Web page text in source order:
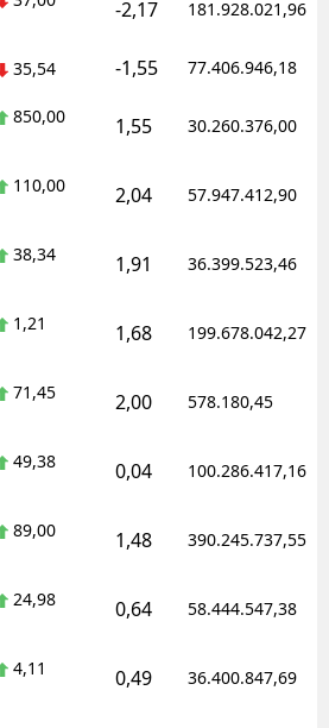
-2,17 181.928.021,96
35,54 -1,55 77.406.946,18
850,00 1,55 30.260.376,00
110,00 2,04 57.947.412,90
38,34 1,91 36.399.523,46
1,21 1,68 199.678.042,27
71,45 2,00 578.180,45
49,38 0,04 100.286.417,16
89,00 1,48 390.245.737,55
24,98 0,64 58.444.547,38
4,11 0,49 36.400.847,69